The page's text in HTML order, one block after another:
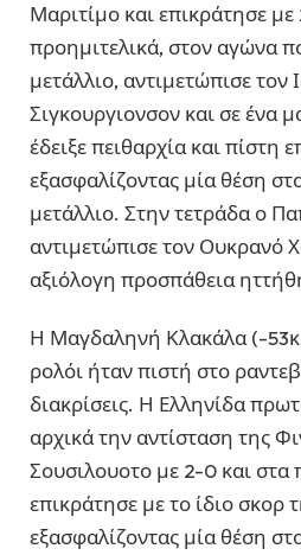
Μαριτίμο και επικράτησε
προημιτελικά, στον αγώνα
μετάλλιο, αντιμετώπισε τον
Σιγκουργιονσον και σε ένα
έδειξε πειθαρχία και πίστη
εξασφαλίζοντας μία θέση
μετάλλιο. Στην τετράδα ο
αντιμετώπισε τον Ουκρανό
αξιόλογη προσπάθεια
Η Μαγδαληνή Κλακάλα (-
ρολόι ήταν πιστή στο
διακρίσεις. Η Ελληνίδα
αρχικά την αντίσταση της
Σουσιλουοτο με 2-0 και στα
επικράτησε με το ίδιο σκορ
εξασφαλίζοντας μία θέση